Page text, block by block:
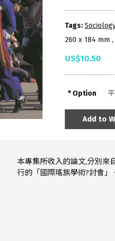
Tags:
260 x 184 mm
US$10.50
Option
Add to
本專集所收入的論文,分別來
行的「國際瑤族學術?討會」